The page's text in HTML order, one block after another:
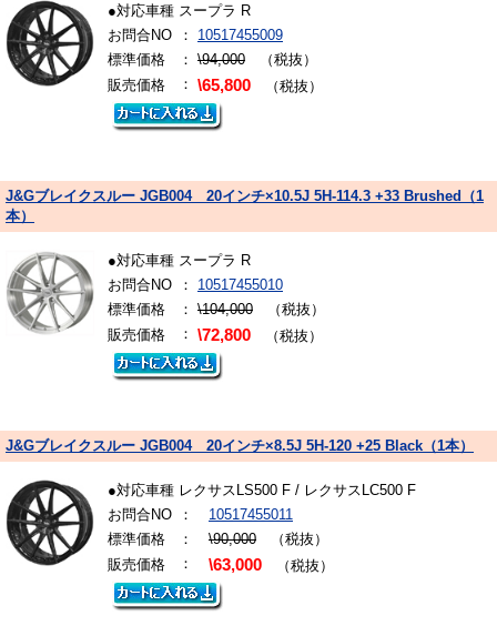
●対応車種 スープラ R
お問合NO
：
10517455009
標準価格
： \94,000 （税抜）
販売価格
： \65,800 （税抜）
J&Gブレイクスルー JGB004 20インチ×10.5J 5H-114.3 +33 Brushed（1
本）
●対応車種 スープラ R
お問合NO
：
10517455010
標準価格
： \104,000 （税抜）
販売価格
： \72,800 （税抜）
J&Gブレイクスルー JGB004 20インチ×8.5J 5H-120 +25 Black（1本）
●対応車種 レクサスLS500 F / レクサスLC500 F
お問合NO
：
10517455011
標準価格
： \90,000 （税抜）
販売価格
： \63,000 （税抜）